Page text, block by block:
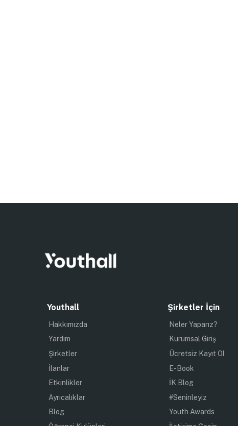
Youthall
Hakkımızda
Yardım
Şirketler
İlanlar
Etkinlikler
Ayrıcalıklar
Blog
Şirketler İçin
Neler Yaparız?
Kurumsal Giriş
Ücretsiz Kayıt Ol
E-Book
İK Blog
#Seninleyiz
Youth Awards